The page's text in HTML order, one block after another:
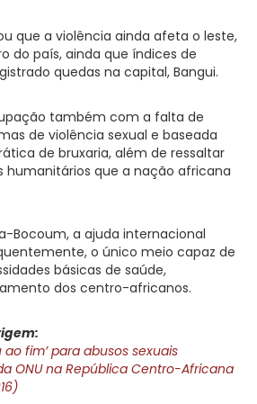
que a violência ainda afeta o leste,
do país, ainda que índices de
quedas na capital, Bangui.
também com a falta de
de violência sexual e baseada
de bruxaria, além de ressaltar
humanitários que a nação africana
Bocoum, a ajuda internacional
o único meio capaz de
básicas de saúde,
dos centro-africanos.
fim’ para abusos sexuais
ONU na República Centro-Africana